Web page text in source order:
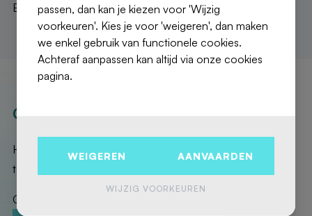
Een luxe eigendom om niet te missen!
OUR REALISATIONS
Here are the exceptional properties that Fierce Immo has
taken care of for you!
Contact us to promote your property!
passen, dan kan je kiezen voor 'Wijzig
voorkeuren'. Kies je voor 'weigeren', dan maken
we enkel gebruik van functionele cookies.
Achteraf aanpassen kan altijd via onze cookies
pagina.
WEIGEREN AANVAARDEN
WIJZIG VOORKEUREN